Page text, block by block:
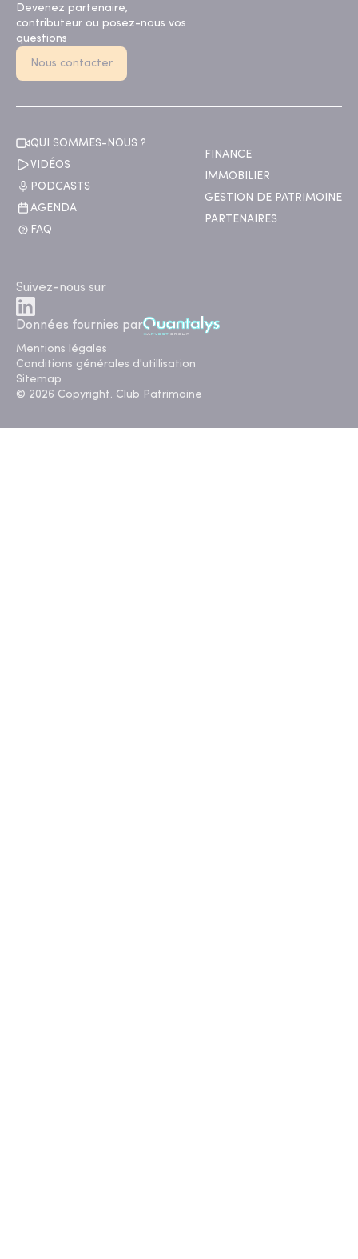
Devenez partenaire,
contributeur ou posez-nous vos
questions
Nous contacter
QUI SOMMES-NOUS ?
VIDÉOS
PODCASTS
AGENDA
FAQ
FINANCE
IMMOBILIER
GESTION DE PATRIMOINE
PARTENAIRES
Suivez-nous sur
Données fournies par
Mentions légales
Conditions générales d'utillisation
Sitemap
© 2026 Copyright. Club Patrimoine